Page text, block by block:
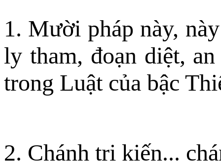
1. Mười pháp này,
ly tham, đoạn diệt,
trong Luật của bậc
2. Chánh tri kiến...